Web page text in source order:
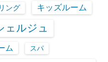
ング キッズルーム
ェルジュ
ム スパ